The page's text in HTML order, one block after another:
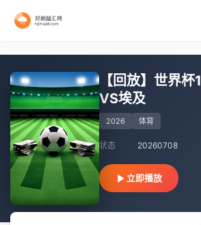
【回放】世界
VS埃及
2026 体育
状态 20260708
立即播放
HD
HD
HD
正片
HD
更新至HD
HD
正片
正片
正片